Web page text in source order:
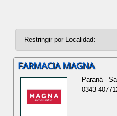
FARMACIA MAGNA
Paraná -
0343